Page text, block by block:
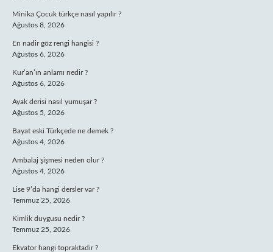
Minika Çocuk türkçe nasıl yapılır ?
Ağustos 8, 2026
En nadir göz rengi hangisi ?
Ağustos 6, 2026
Kur’an’ın anlamı nedir ?
Ağustos 6, 2026
Ayak derisi nasıl yumuşar ?
Ağustos 5, 2026
Bayat eski Türkçede ne demek ?
Ağustos 4, 2026
Ambalaj şişmesi neden olur ?
Ağustos 4, 2026
Lise 9’da hangi dersler var ?
Temmuz 25, 2026
Kimlik duygusu nedir ?
Temmuz 25, 2026
Ekvator hangi topraktadir ?